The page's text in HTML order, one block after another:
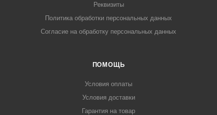
Реквизиты
Политика обработки персональных данных
Согласие на обработку персональных данных
ПОМОЩЬ
Условия оплаты
Условия доставки
Гарантия на товар